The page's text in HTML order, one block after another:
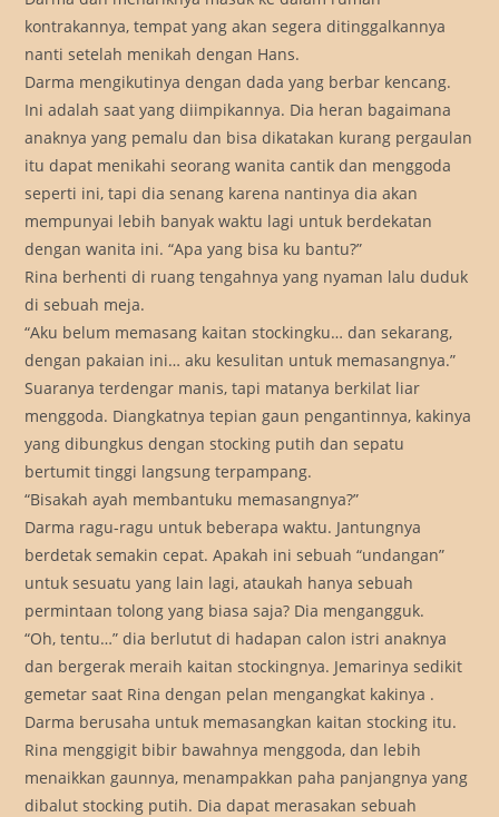
kontrakannya, tempat yang akan segera ditinggalkannya
nanti setelah menikah dengan Hans.
Darma mengikutinya dengan dada yang berbar kencang.
Ini adalah saat yang diimpikannya. Dia heran bagaimana
anaknya yang pemalu dan bisa dikatakan kurang pergaulan
itu dapat menikahi seorang wanita cantik dan menggoda
seperti ini, tapi dia senang karena nantinya dia akan
mempunyai lebih banyak waktu lagi untuk berdekatan
dengan wanita ini. “Apa yang bisa ku bantu?”
Rina berhenti di ruang tengahnya yang nyaman lalu duduk
di sebuah meja.
“Aku belum memasang kaitan stockingku… dan sekarang,
dengan pakaian ini… aku kesulitan untuk memasangnya.”
Suaranya terdengar manis, tapi matanya berkilat liar
menggoda. Diangkatnya tepian gaun pengantinnya, kakinya
yang dibungkus dengan stocking putih dan sepatu
bertumit tinggi langsung terpampang.
“Bisakah ayah membantuku memasangnya?”
Darma ragu-ragu untuk beberapa waktu. Jantungnya
berdetak semakin cepat. Apakah ini sebuah “undangan”
untuk sesuatu yang lain lagi, ataukah hanya sebuah
permintaan tolong yang biasa saja? Dia mengangguk.
“Oh, tentu…” dia berlutut di hadapan calon istri anaknya
dan bergerak meraih kaitan stockingnya. Jemarinya sedikit
gemetar saat Rina dengan pelan mengangkat kakinya .
Darma berusaha untuk memasangkan kaitan stocking itu.
Rina menggigit bibir bawahnya menggoda, dan lebih
menaikkan gaunnya, menampakkan paha panjangnya yang
dibalut stocking putih. Dia dapat merasakan sebuah